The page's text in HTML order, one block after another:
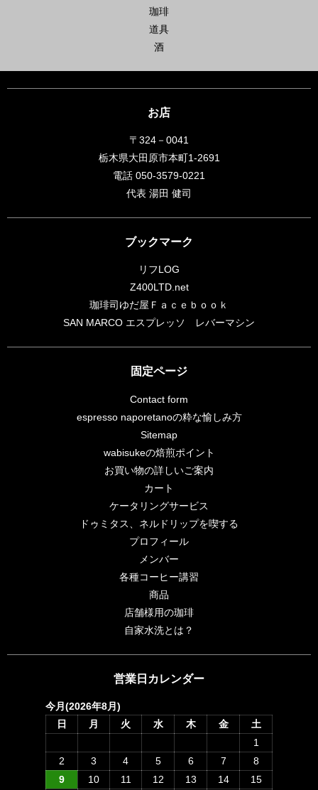
珈琲
道具
酒
お店
〒324－0041
栃木県大田原市本町1-2691
電話 050-3579-0221
代表 湯田 健司
ブックマーク
リフLOG
Z400LTD.net
珈琲司ゆだ屋Ｆａｃｅｂｏｏｋ
SAN MARCO エスプレッソ レバーマシン
固定ページ
Contact form
espresso naporetanoの粋な愉しみ方
Sitemap
wabisukeの焙煎ポイント
お買い物の詳しいご案内
カート
ケータリングサービス
ドゥミタス、ネルドリップを喫する
プロフィール
メンバー
各種コーヒー講習
商品
店舗様用の珈琲
自家水洗とは？
営業日カレンダー
今月(2026年8月)
日
月 火 水 木 金
土
1
2
3 4 5 6 7
8
9
10 11 12 13 14 15